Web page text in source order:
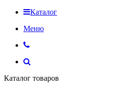
Каталог
Меню
Каталог товаров